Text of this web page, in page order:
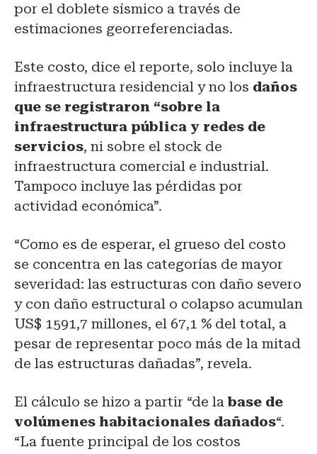
por el doblete sísmico a través de
estimaciones georreferenciadas.
Este costo, dice el reporte, solo incluye la
infraestructura residencial y no los daños
que se registraron “sobre la
infraestructura pública y redes de
servicios, ni sobre el stock de
infraestructura comercial e industrial.
Tampoco incluye las pérdidas por
actividad económica”.
“Como es de esperar, el grueso del costo
se concentra en las categorías de mayor
severidad: las estructuras con daño severo
y con daño estructural o colapso acumulan
US$ 1591,7 millones, el 67,1 % del total, a
pesar de representar poco más de la mitad
de las estructuras dañadas”, revela.
El cálculo se hizo a partir “de la base de
volúmenes habitacionales dañados“.
“La fuente principal de los costos